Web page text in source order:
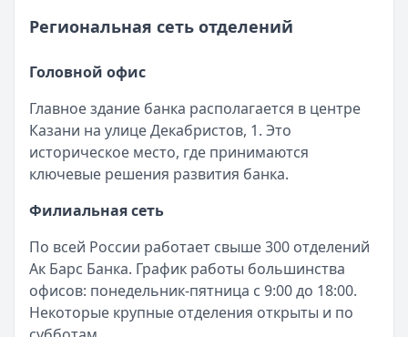
Обслуживание:Бесплатно
МТС Банк
— МТС Zero
300 000 ₽
Льготный период:1115 дней
Обслуживание:2370 ₽ в месяц
Рейтинг:4.6(15 отзывов)
— Карта возможностей
Льготный период:110 дней
Обслуживание:
Бесплатно
Рейтинг:
(18 отзывов)
УБРиР — 1094 дня без %
Лимит: до
150 000 ₽
Льготный период: 1094 дней
Региональная сеть отделений
Головной офис
Главное здание банка располагается в центре
Казани на улице Декабристов, 1. Это
историческое место, где принимаются
ключевые решения развития банка.
Филиальная сеть
По всей России работает свыше 300 отделений
Ак Барс Банка. График работы большинства
офисов: понедельник-пятница с 9:00 до 18:00.
Некоторые крупные отделения открыты и по